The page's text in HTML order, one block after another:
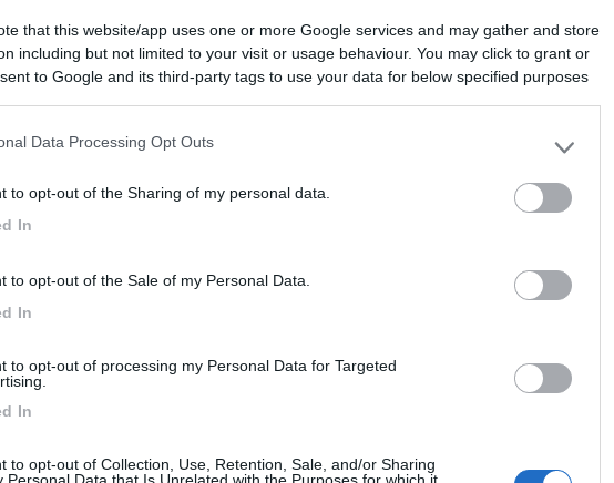
that this website/app uses one or more Google services and may gather and store
including but not limited to your visit or usage behaviour. You may click to grant or
to Google and its third-party tags to use your data for below specified purposes
Data Processing Opt Outs
to opt-out of the Sharing of my personal data.
In
to opt-out of the Sale of my Personal Data.
In
to opt-out of processing my Personal Data for Targeted
In
to opt-out of Collection, Use, Retention, Sale, and/or Sharing
costiera a picco sul mare.
tasto Cerca digitando "Trieste" (anche tra gli archiviati) e troverai millemila
quindi non c'è nessuna coda o traffico.
la panoramica strada costiera a picco sul mare. Dove posso sostare/pernottare? Cosa